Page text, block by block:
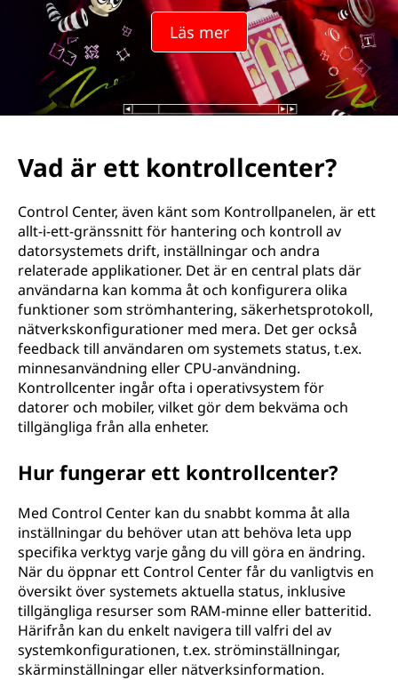
Läs mer
Vad är ett kontrollcenter?
Control Center, även känt som Kontrollpanelen, är ett
allt-i-ett-gränssnitt för hantering och kontroll av
datorsystemets drift, inställningar och andra
relaterade applikationer. Det är en central plats där
användarna kan komma åt och konfigurera olika
funktioner som strömhantering, säkerhetsprotokoll,
nätverkskonfigurationer med mera. Det ger också
feedback till användaren om systemets status, t.ex.
minnesanvändning eller CPU-användning.
Kontrollcenter ingår ofta i operativsystem för
datorer och mobiler, vilket gör dem bekväma och
tillgängliga från alla enheter.
Hur fungerar ett kontrollcenter?
Med Control Center kan du snabbt komma åt alla
inställningar du behöver utan att behöva leta upp
specifika verktyg varje gång du vill göra en ändring.
När du öppnar ett Control Center får du vanligtvis en
översikt över systemets aktuella status, inklusive
tillgängliga resurser som RAM-minne eller batteritid.
Härifrån kan du enkelt navigera till valfri del av
systemkonfigurationen, t.ex. ströminställningar,
skärminställningar eller nätverksinformation.